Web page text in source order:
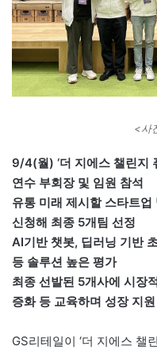
<사
9/4(월) ‘더 지에스 챌린지
연수 부회장 및 임원 참석
유통 미래 제시할 스타트
신청해 최종 5개팀 선정
AI기반 챗봇, 딥러닝 기반
등 솔루션 높은 평가
최종 선발된 5개사에 시장
증화 등 교육하며 성장 지원
GS리테일이 ‘더 지에스 챌